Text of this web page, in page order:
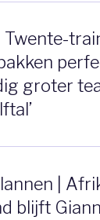
Twente-
groter
|
blijft